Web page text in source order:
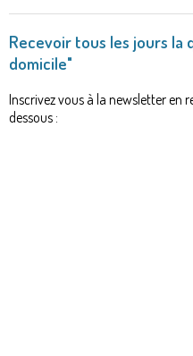
Recevoir tous les jours la
domicile"
Inscrivez vous à la newsletter en
dessous :